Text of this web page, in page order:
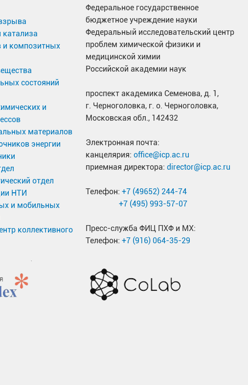
катализа
и композитных
состояний
и
материалов
энергии
отдел
НТИ
и мобильных
коллективного
Федеральное государственное
бюджетное учреждение науки
Федеральный исследовательский центр
проблем химической физики и
медицинской химии
Российской академии наук
проспект академика Семенова, д. 1,
г. Черноголовка, г. о. Черноголовка,
Московская обл., 142432
Электронная почта:
канцелярия: office@icp.ac.ru
приемная директора: director@icp.ac.ru
Телефон: +7 (49652) 244-74
+7 (495) 993-57-07
Пресс-служба ФИЦ ПХФ и МХ:
Телефон: +7 (916) 064-35-29